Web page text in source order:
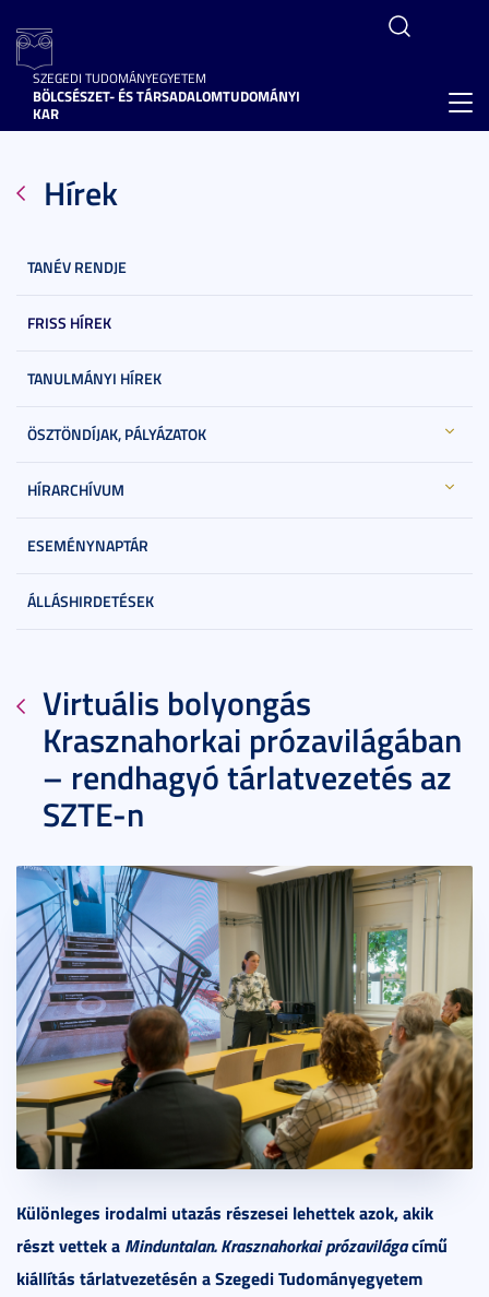
SZEGEDI TUDOMÁNYEGYETEM
BÖLCSÉSZET- ÉS TÁRSADALOMTUDOMÁNYI
KAR
Hírek
TANÉV RENDJE
FRISS HÍREK
TANULMÁNYI HÍREK
ÖSZTÖNDÍJAK, PÁLYÁZATOK
HÍRARCHÍVUM
ESEMÉNYNAPTÁR
ÁLLÁSHIRDETÉSEK
Virtuális bolyongás
Krasznahorkai prózavilágában
– rendhagyó tárlatvezetés az
SZTE-n
Különleges irodalmi utazás részesei lehettek azok, akik
részt vettek a Minduntalan. Krasznahorkai prózavilágacímű
kiállítás tárlatvezetésén a Szegedi Tudományegyetem